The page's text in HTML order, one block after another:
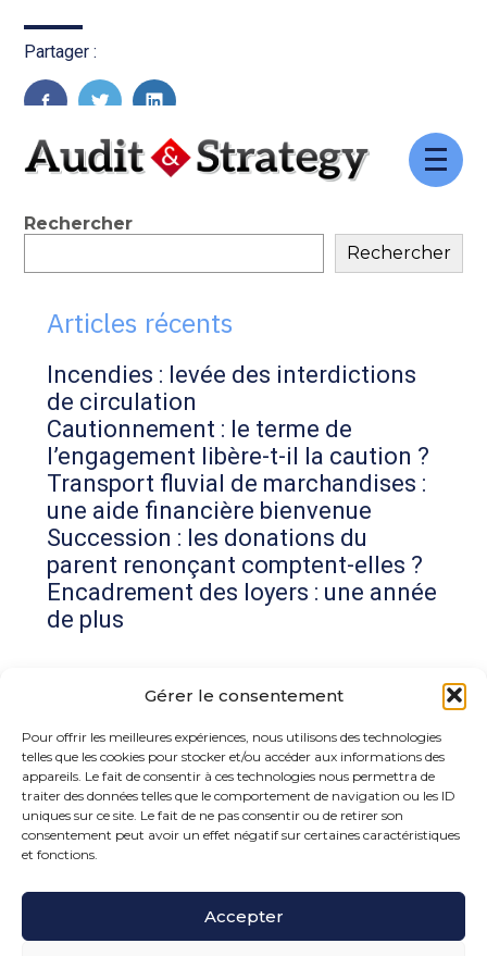
Gérer le consentement
Pour offrir les meilleures expériences, nous utilisons des technologies
telles que les cookies pour stocker et/ou accéder aux informations des
appareils. Le fait de consentir à ces technologies nous permettra de
traiter des données telles que le comportement de navigation ou les ID
uniques sur ce site. Le fait de ne pas consentir ou de retirer son
consentement peut avoir un effet négatif sur certaines caractéristiques
et fonctions.
Accepter
Aller
Partager :
Blog
sidebar
Rechercher
Rechercher
Articles récents
Incendies : levée des interdictions
de circulation
Cautionnement : le terme de
l’engagement libère-t-il la caution ?
Transport fluvial de marchandises :
une aide financière bienvenue
Succession : les donations du
parent renonçant comptent-elles ?
Encadrement des loyers : une année
de plus
Commentaires récents
Aucun commentaire à afficher.
15 rue de la Bonne Rencontre – 77860 Quincy
Voisins